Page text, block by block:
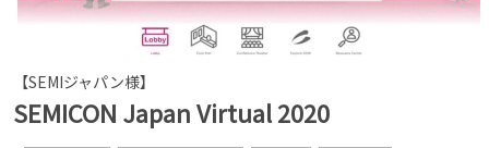
【SEMIジャパン様】
SEMICON Japan Virtual 2020